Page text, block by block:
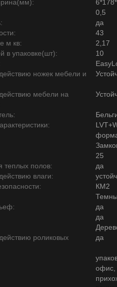
0,5
да
43
м кв:
2,17
в упаковке(шт):
10
ножек мебели и
мебели на
25
теплых полов:
да
влаги:
КМ2
да
да
роликовых
да
офис,